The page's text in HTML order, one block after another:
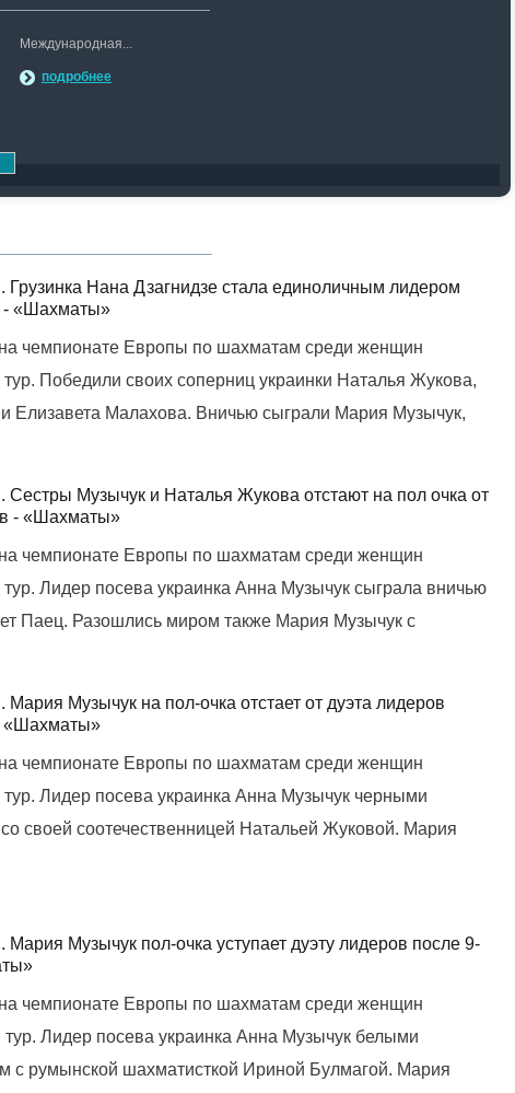
Международная...
подробнее
Нана Дзагнидзе стала единоличным лидером
- «Шахматы»
чемпионате Европы по шахматам среди женщин
Победили своих соперниц украинки Наталья Жукова,
Елизавета Малахова. Вничью сыграли Мария Музычук,
Музычук и Наталья Жукова отстают на пол очка от
- «Шахматы»
чемпионате Европы по шахматам среди женщин
Лидер посева украинка Анна Музычук сыграла вничью
Паец. Разошлись миром также Мария Музычук с
Музычук на пол-очка отстает от дуэта лидеров
«Шахматы»
чемпионате Европы по шахматам среди женщин
Лидер посева украинка Анна Музычук черными
своей соотечественницей Натальей Жуковой. Мария
Музычук пол-очка уступает дуэту лидеров после 9-
чемпионате Европы по шахматам среди женщин
Лидер посева украинка Анна Музычук белыми
с румынской шахматисткой Ириной Булмагой. Мария